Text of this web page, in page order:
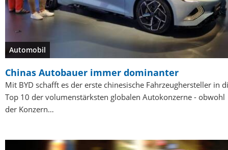
Automobil
Chinas Autobauer immer dominanter
Mit BYD schafft es der erste chinesische Fahrzeughersteller in
Top 10 der volumenstärksten globalen Autokonzerne - obwohl
der Konzern…